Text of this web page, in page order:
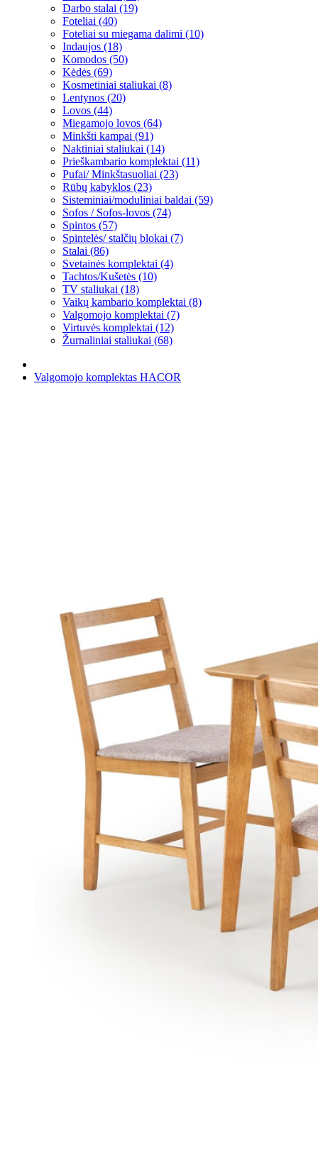
Darbo stalai (19)
Foteliai (40)
Foteliai su miegama dalimi (10)
Indaujos (18)
Komodos (50)
Kėdės (69)
Kosmetiniai staliukai (8)
Lentynos (20)
Lovos (44)
Miegamojo lovos (64)
Minkšti kampai (91)
Naktiniai staliukai (14)
Prieškambario komplektai (11)
Pufai/ Minkštasuoliai (23)
Rūbų kabyklos (23)
Sisteminiai/moduliniai baldai (59)
Sofos / Sofos-lovos (74)
Spintos (57)
Spintelės/ stalčių blokai (7)
Stalai (86)
Svetainės komplektai (4)
Tachtos/Kušetės (10)
TV staliukai (18)
Vaikų kambario komplektai (8)
Valgomojo komplektai (7)
Virtuvės komplektai (12)
Žurnaliniai staliukai (68)
Valgomojo komplektas HACOR